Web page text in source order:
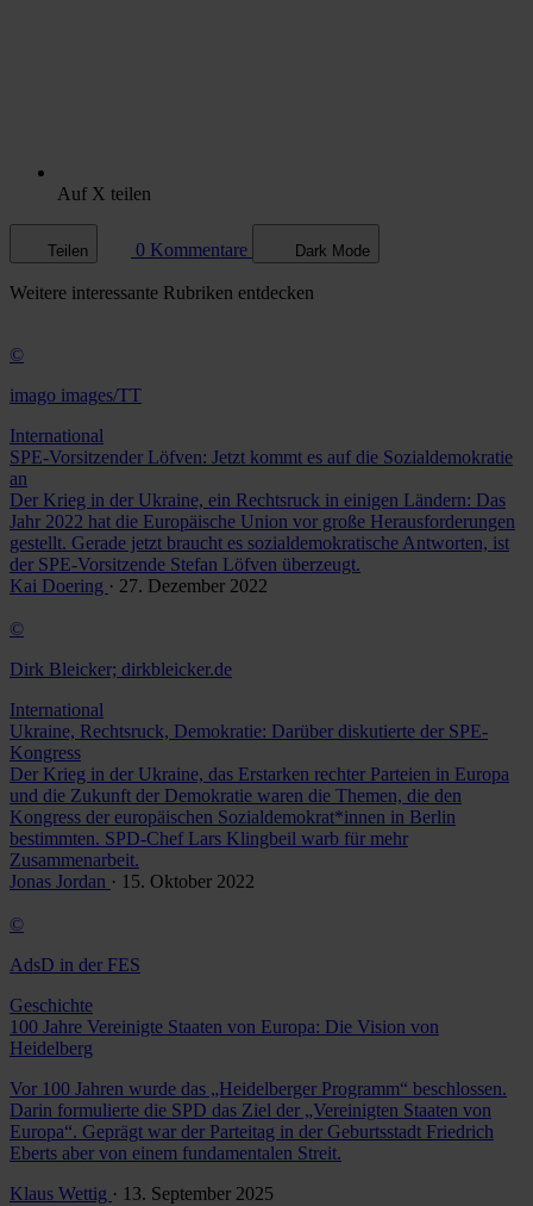
Auf X teilen
Teilen 0 Kommentare Dark Mode
Weitere interessante Rubriken entdecken
©
imago images/TT
International
SPE-Vorsitzender Löfven: Jetzt kommt es auf die Sozialdemokratie
an
Der Krieg in der Ukraine, ein Rechtsruck in einigen Ländern: Das
Jahr 2022 hat die Europäische Union vor große Herausforderungen
gestellt. Gerade jetzt braucht es sozialdemokratische Antworten, ist
der SPE-Vorsitzende Stefan Löfven überzeugt.
Kai Doering · 27. Dezember 2022
©
Dirk Bleicker; dirkbleicker.de
International
Ukraine, Rechtsruck, Demokratie: Darüber diskutierte der SPE-
Kongress
Der Krieg in der Ukraine, das Erstarken rechter Parteien in Europa
und die Zukunft der Demokratie waren die Themen, die den
Kongress der europäischen Sozialdemokrat*innen in Berlin
bestimmten. SPD-Chef Lars Klingbeil warb für mehr
Zusammenarbeit.
Jonas Jordan · 15. Oktober 2022
©
AdsD in der FES
Geschichte
100 Jahre Vereinigte Staaten von Europa: Die Vision von
Heidelberg
Vor 100 Jahren wurde das „Heidelberger Programm“ beschlossen.
Darin formulierte die SPD das Ziel der „Vereinigten Staaten von
Europa“. Geprägt war der Parteitag in der Geburtsstadt Friedrich
Eberts aber von einem fundamentalen Streit.
Klaus Wettig · 13. September 2025